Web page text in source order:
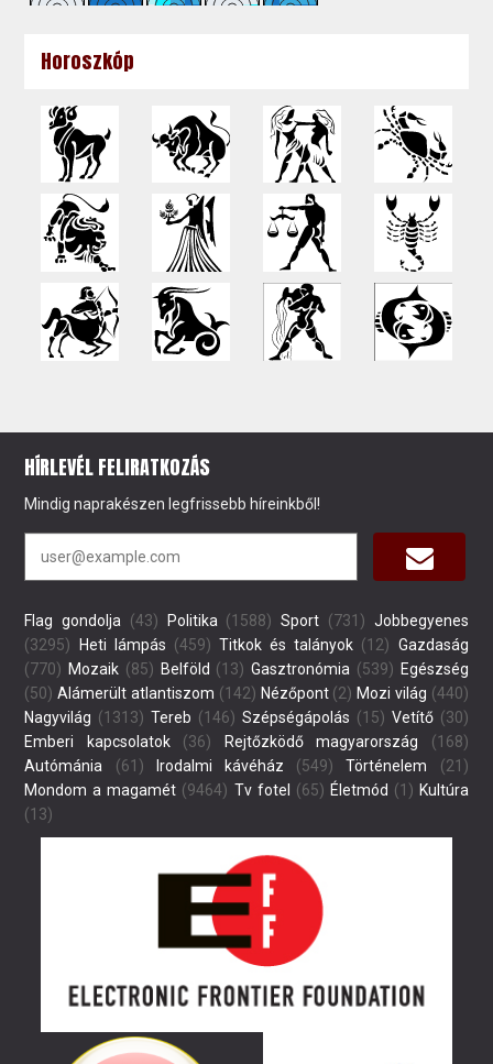
Horoszkóp
HÍRLEVÉL FELIRATKOZÁS
Mindig naprakészen legfrissebb híreinkből!
Flag gondolja (43) Politika (1588) Sport (731) Jobbegyenes
(3295)
Heti lámpás (459) Titkok és talányok (12) Gazdaság
(770) Mozaik (85) Belföld (13) Gasztronómia (539) Egészség
(50) Alámerült atlantiszom (142) Nézőpont(2) Mozi világ (440)
Nagyvilág (1313) Tereb (146) Szépségápolás (15) Vetítő(30)
Emberi kapcsolatok(36) Rejtőzködő magyarország (168)
Autómánia (61) Irodalmi kávéház (549) Történelem (21)
Mondom a magamét (9464) Tv fotel (65) Életmód (1) Kultúra
(13)